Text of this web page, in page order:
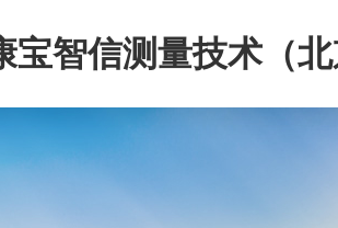
宝智信测量技术（
公司